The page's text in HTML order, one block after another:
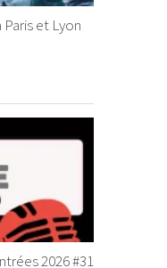
de la
et Lyon
2026 #31